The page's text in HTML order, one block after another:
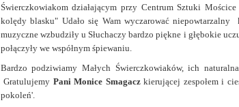
Świerczkowiakom działającym przy Centrum Sztuki
kolędy blasku" Udało się Wam wyczarować
muzyczne wzbudziły u Słuchaczy bardzo piękne i głębokie
połączyły we współnym śpiewaniu.
Bardzo podziwiamy Małych Świerczkowiaków, ich
Gratulujemy Pani Monice Smagaczkierującej zespołem i
pokoleń'.